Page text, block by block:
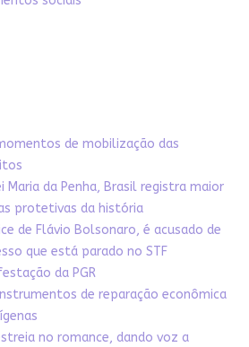
de mobilização das
Maria da Penha, Brasil registra maior
protetivas da história
de Flávio Bolsonaro, é acusado de
que está parado no STF
da PGR
de reparação econômica
no romance, dando voz a